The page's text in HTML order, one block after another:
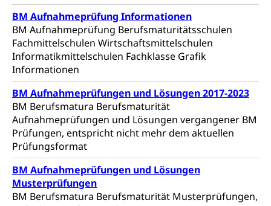
BM Aufnahmeprüfung Informationen
BM Aufnahmeprüfung Berufsmaturitätsschulen
Fachmittelschulen Wirtschaftsmittelschulen
Informatikmittelschulen Fachklasse Grafik
Informationen
BM Aufnahmeprüfungen und Lösungen 2017-2023
BM Berufsmatura Berufsmaturität
Aufnahmeprüfungen und Lösungen vergangener BM
Prüfungen, entspricht nicht mehr dem aktuellen
Prüfungsformat
BM Aufnahmeprüfungen und Lösungen
Musterprüfungen
BM Berufsmatura Berufsmaturität Musterprüfungen,
Polizei
Versorgung
Vorratshaltung, Vorrat
Wasserversorgung
Waffen
Waffenerwerbsschein, Waffenschein, Waffenbüro,
Waffentragen, Selbstverteidigung
Waffen, Sprengstoffe und Pyrotechnik
Zivildienst
Militärdienst
Bundesamt für Zivildienst ZIVI
Erwerbsausfallentschädigung (WAS Luzern)
Zivilschutz
Schutzdienstpflicht, Schutzraum,
Schutzraumbaupflicht